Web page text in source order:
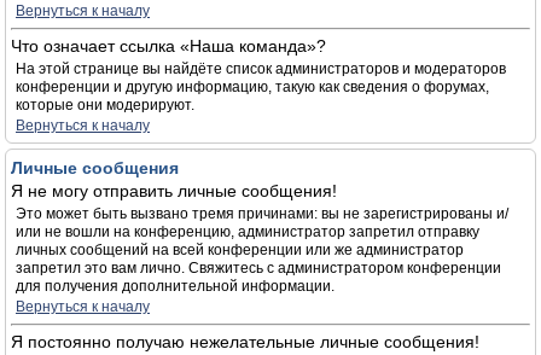
Вернуться к началу
Что означает ссылка «Наша команда»?
На этой странице вы найдёте список администраторов и модераторов
конференции и другую информацию, такую как сведения о форумах,
которые они модерируют.
Вернуться к началу
Личные сообщения
Я не могу отправить личные сообщения!
Это может быть вызвано тремя причинами: вы не зарегистрированы и/
или не вошли на конференцию, администратор запретил отправку
личных сообщений на всей конференции или же администратор
запретил это вам лично. Свяжитесь с администратором конференции
для получения дополнительной информации.
Вернуться к началу
Я постоянно получаю нежелательные личные сообщения!